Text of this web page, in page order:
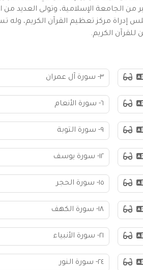
الجامعة الإسلامية، وتولى العديد
إدراة مركز تعظيم القرآن الكريم، وله
الكريم.
٣- سورة آل عمران
٦- سورة الأنعام
٩- سورة التوبة
١٢- سورة يوسف
١٥- سورة الحجر
١٨- سورة الكهف
٢١- سورة الأنبياء
٢٤- سورة النور